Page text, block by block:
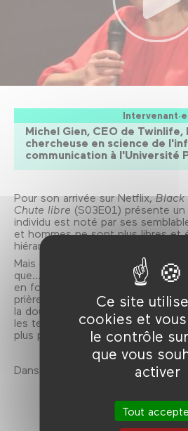
Ce site
cookies et
le contrôle
que vous
activer
Tout
Michel Gien, CEO de
chercheuse en science de
communication à l'Université
Pour son arrivée sur Netflix,Black
Chute libre (S03E01) présente
individu est noté par ses
et hommes ne sont plus libres et
hiérarchisés «en like». Effrayant
Mais qu’on se rassure, ce n’est
que… Depuis, la Chine envisage
en fonction de leurs données
prière de déclarer votre compte
la douane. Et en France, le
les tensions. Alors quoi? Ce
plus prophétique que dystopique?
Dans le cadre de Séries Mania, du